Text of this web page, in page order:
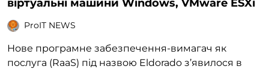
віртуальні машини Windows, VMware ESXi
ProIT NEWS
Нове програмне забезпечення-вимагач як
послуга (RaaS) під назвою Eldorado з’явилося в